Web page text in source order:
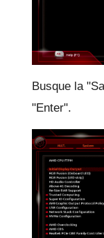
Busque la
"Enter".